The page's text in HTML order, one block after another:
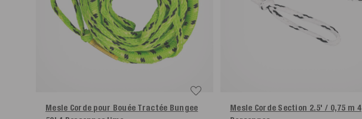
Mesle Corde pour Bouée Tractée Bungee
Mesle Corde Section 2.5' / 0,75 m 4